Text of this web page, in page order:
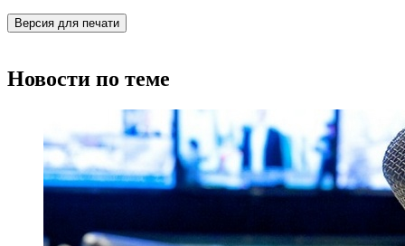
Версия для печати
Новости по теме